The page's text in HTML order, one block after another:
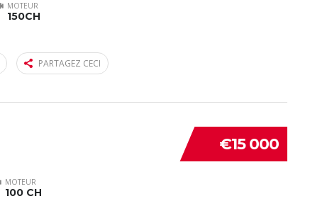
MOTEUR
150CH
PARTAGEZ CECI
€15 000
MOTEUR
100 CH